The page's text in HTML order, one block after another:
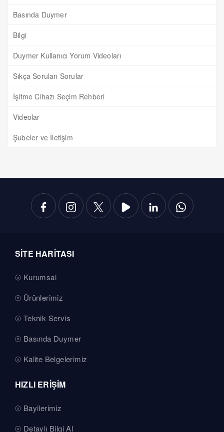
Basında Duymer
Bilgi
Duymer Kullanıcı Yorum Videoları
Sıkça Sorulan Sorular
İşitme Cihazı Seçim Rehberi
Videolar
Şubeler ve İletişim
SİTE HARİTASI
Kurumsal
Ürünlerimiz
Teknik Servis
Basında Duymer
Kalite Belgelerimiz
HIZLI ERİŞİM
Bayilerimiz
Detaylı Bilgi Al